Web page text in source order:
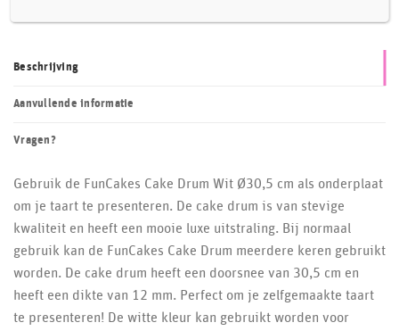
Beschrijving
Aanvullende informatie
Vragen?
Gebruik de FunCakes Cake Drum Wit Ø30,5 cm als onderplaat
om je taart te presenteren. De cake drum is van stevige
kwaliteit en heeft een mooie luxe uitstraling. Bij normaal
gebruik kan de FunCakes Cake Drum meerdere keren gebruikt
worden. De cake drum heeft een doorsnee van 30,5 cm en
heeft een dikte van 12 mm. Perfect om je zelfgemaakte taart
te presenteren! De witte kleur kan gebruikt worden voor